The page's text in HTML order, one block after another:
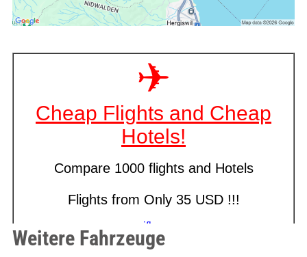
Weitere Fahrzeuge